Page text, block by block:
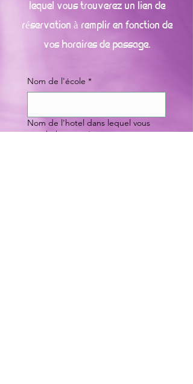
lequel vous trouverez un lien de
réservation à remplir en fonction de
vos horaires de passage.
Nom de l'école *
Nom de l'hotel dans lequel vous
êtes hébergés *